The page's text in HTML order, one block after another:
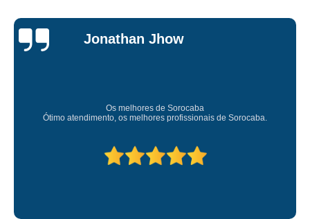
Jessica
Carvalho
Super recomendo!
Amei o atendimento. Preco super bom. Superou minhas expectativas.
Deixou o meu bem super arrumadinhooo recomendo!